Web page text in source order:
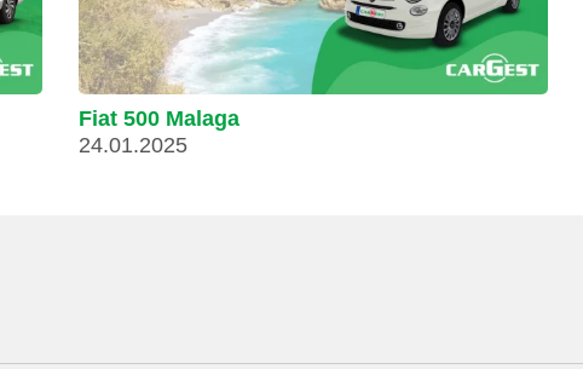
Fiat 500 Malaga
24.01.2025